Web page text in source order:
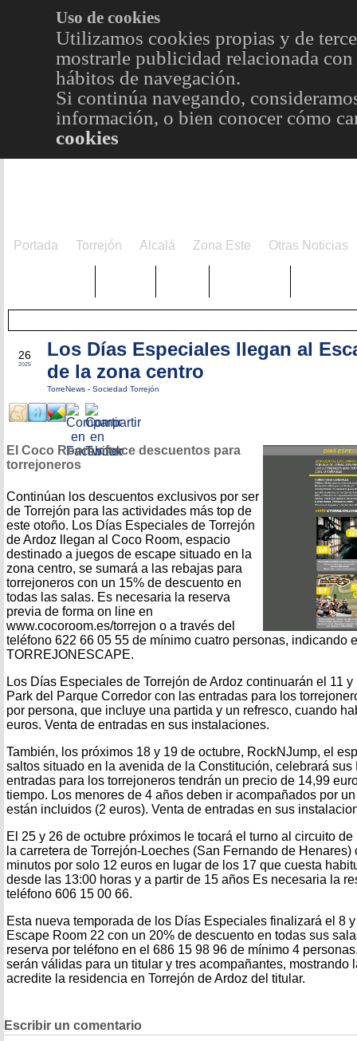
Uso de cookies
Utilizamos cookies propias y de
mostrarle publicidad relacionada
hábitos de navegación.
Si continúa navegando,
información, o bien conocer cómo
cookies
Portada Torrejón Alcalá Zona Este Otras Noticias
26
2025
Los Días Especiales llegan al
de la zona centro
TorreNews - Sociedad Torrejón
El Coco Room ofrece descuentos para
torrejoneros
Continúan los descuentos exclusivos por ser
de Torrejón para las actividades más top de
este otoño. Los Días Especiales de Torrejón
de Ardoz llegan al Coco Room, espacio
destinado a juegos de escape situado en la
zona centro, se sumará a las rebajas para
torrejoneros con un 15% de descuento en
todas las salas. Es necesaria la reserva
previa de forma on line en
www.cocoroom.es/torrejon o a través del
teléfono 622 66 05 55 de mínimo cuatro personas, indicando
TORREJONESCAPE.
Los Días Especiales de Torrejón de Ardoz continuarán el 11
Park del Parque Corredor con las entradas para los
por persona, que incluye una partida y un refresco, cuando
euros. Venta de entradas en sus instalaciones.
También, los próximos 18 y 19 de octubre, RockNJump, el
saltos situado en la avenida de la Constitución, celebrará
entradas para los torrejoneros tendrán un precio de 14,99
tiempo. Los menores de 4 años deben ir acompañados por
están incluidos (2 euros). Venta de entradas en sus
El 25 y 26 de octubre próximos le tocará el turno al circuito
la carretera de Torrejón-Loeches (San Fernando de
minutos por solo 12 euros en lugar de los 17 que cuesta
desde las 13:00 horas y a partir de 15 años Es necesaria la
teléfono 606 15 00 66.
Esta nueva temporada de los Días Especiales finalizará el 8
Escape Room 22 con un 20% de descuento en todas sus
reserva por teléfono en el 686 15 98 96 de mínimo 4
serán válidas para un titular y tres acompañantes, mostrando
acredite la residencia en Torrejón de Ardoz del titular.
Escribir un comentario